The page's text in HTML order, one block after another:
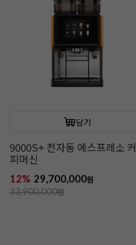
담기
9000S+ 전자동 에스프레소 커
피머신
12% 29,700,000원
33,900,000원